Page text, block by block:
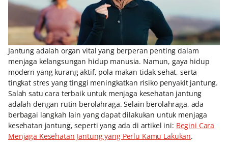
Jantung adalah organ vital yang berperan penting dalam
menjaga kelangsungan hidup manusia. Namun, gaya hidup
modern yang kurang aktif, pola makan tidak sehat, serta
tingkat stres yang tinggi meningkatkan risiko penyakit jantung.
Salah satu cara terbaik untuk menjaga kesehatan jantung
adalah dengan rutin berolahraga. Selain berolahraga, ada
berbagai langkah lain yang dapat dilakukan untuk menjaga
kesehatan jantung, seperti yang ada di artikel ini: Begini Cara
Menjaga Kesehatan Jantung yang Perlu Kamu Lakukan.